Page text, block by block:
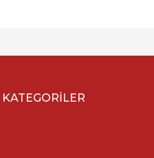
KATEGORILER